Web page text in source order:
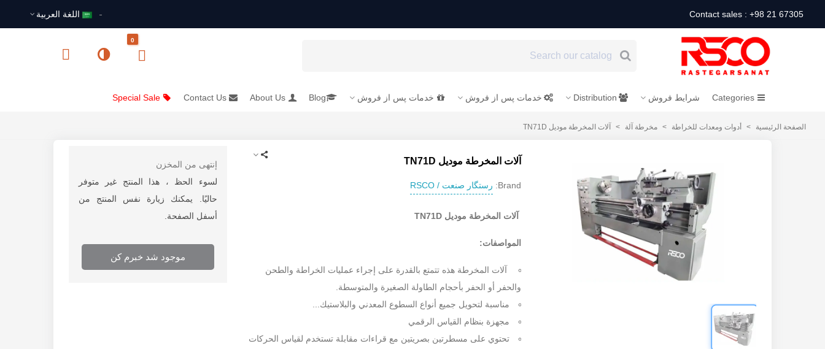
Contact sales : +98 21 67305 اللغة العربية
0
Categories شرایط فروش Distribution خدمات پس از فروش خدمات پس از فروش Blog
About Us
Contact Us
Special Sale
الصفحة الرئيسية > أدوات ومعدات للخراطة > مخرطة آلة > آلات المخرطة مودیل TN71D
آلات المخرطة مودیل TN71D
Brand: رستگار صنعت / RSCO
آلات المخرطة مودیل TN71D
المواصفات:
آلات المخرطة هذه تتمتع بالقدرة على إجراء عمليات الخراطة والطحن
والحفر أو الحفر بأحجام الطاولة الصغيرة والمتوسطة.
مناسبة لتحويل جميع أنواع السطوع المعدني والبلاستيك...
مجهزة بنظام القياس الرقمي
تحتوي على مسطرتين بصريتين مع قراءات مقابلة تستخدم لقياس الحركات
إنتهى من المخزن
لسوء الحظ ، هذا المنتج غير متوفر
حاليًا. يمكنك زيارة نفس المنتج من
أسفل الصفحة.
موجود شد خبرم کن